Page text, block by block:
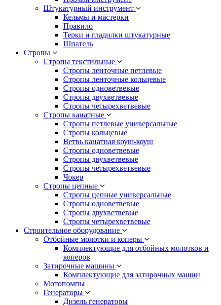
Штукатурный инструмент
Кельмы и мастерки
Правило
Терки и гладилки штукатурные
Шпатель
Стропы
Стропы текстильные
Стропы ленточные петлевые
Стропы ленточные кольцевые
Стропы одноветвевые
Стропы двухветвевые
Стропы четырехветвевые
Стропы канатные
Стропы петлевые универсальные
Стропы кольцевые
Ветвь канатная коуш-коуш
Стропы одноветвевые
Стропы двухветвевые
Стропы четырехветвевые
Чокер
Стропы цепные
Стропы цепные универсальные
Стропы одноветвевые
Стропы двухветвевые
Стропы четырехветвевые
Строительное оборудование
Отбойные молотки и коперы
Комплектующие для отбойных молотков и
коперов
Затирочные машины
Комплектующие для затирочных машин
Мотопомпы
Генераторы
Дизель генераторы